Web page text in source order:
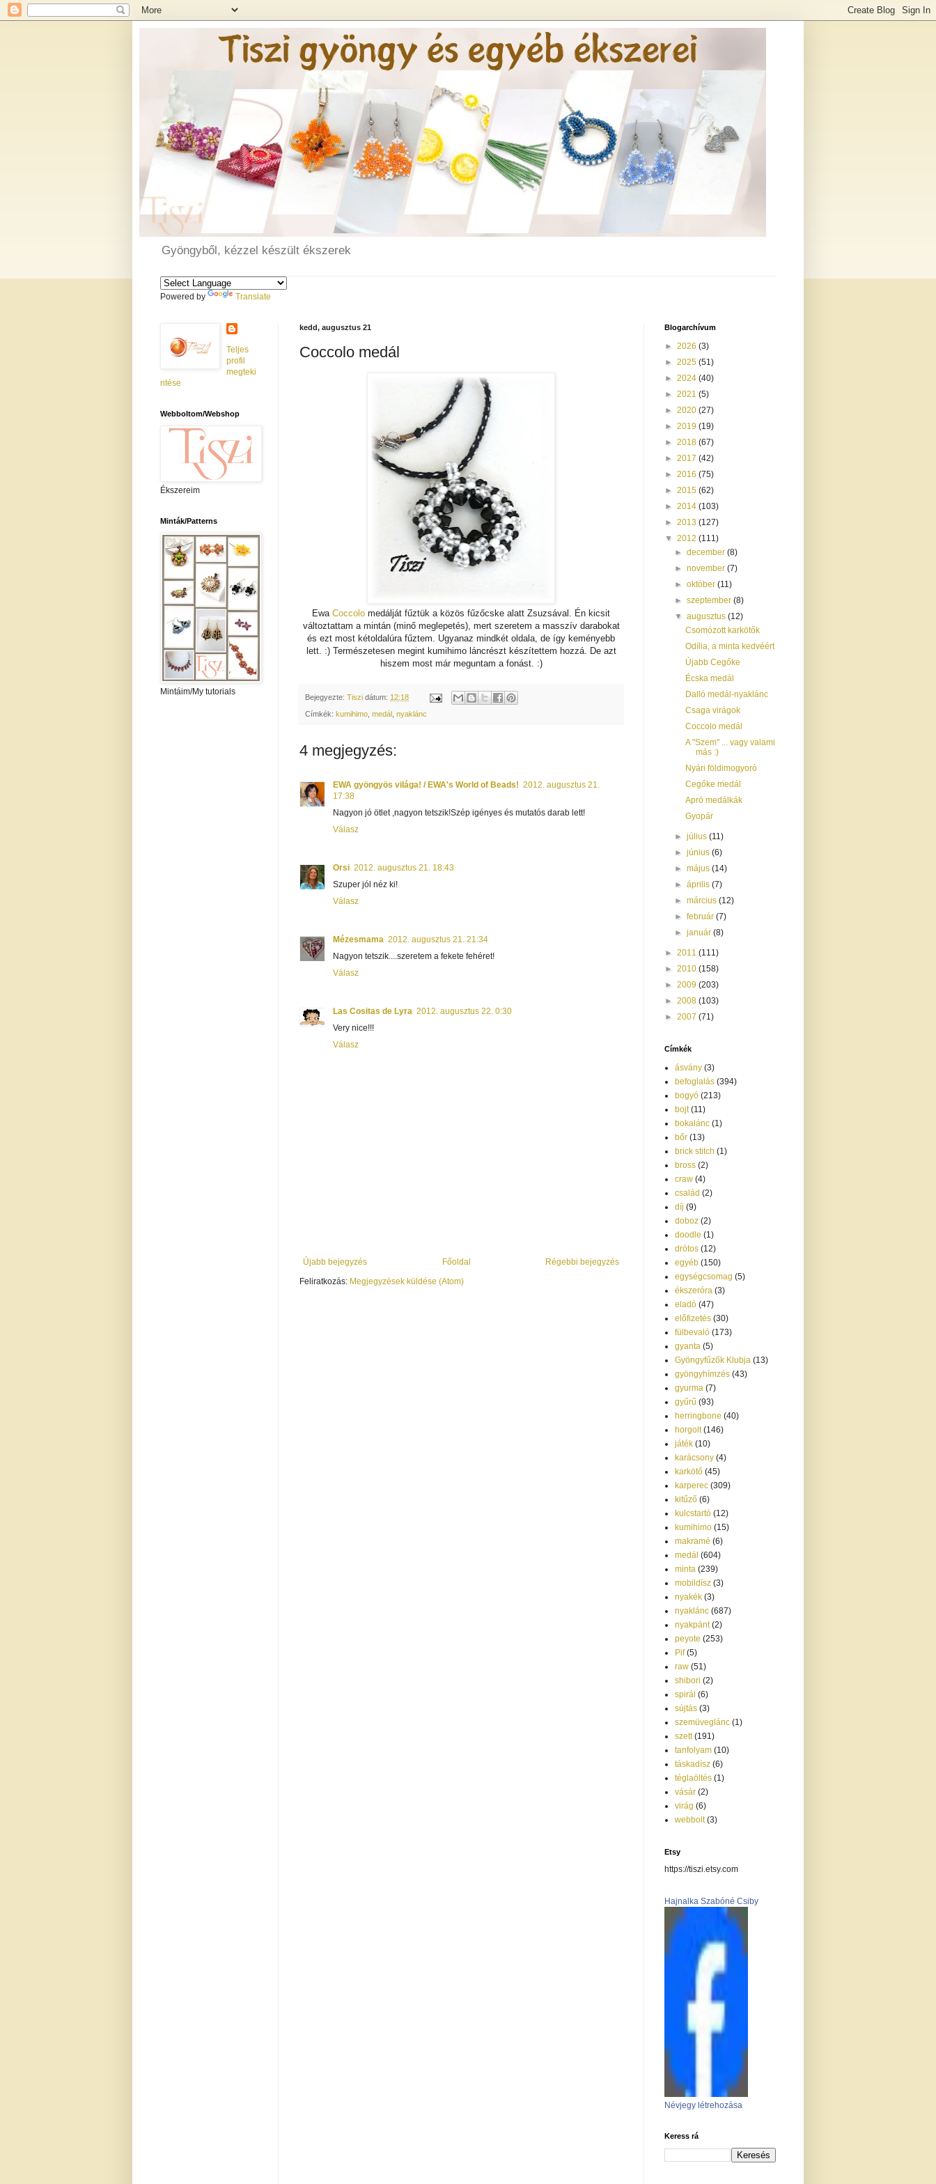
Gyöngyből, kézzel készült ékszerek
Powered by Translate
kedd, augusztus 21
Coccolo medál
Ewa Coccolo medálját fűztük a közös fűzőcske alatt Zsuzsával. Én kicsit
változtattam a mintán (minő meglepetés), mert szeretem a masszív darabokat
és ezt most kétoldalúra fűztem. Ugyanaz mindkét oldala, de így keményebb
lett. :) Természetesen megint kumihimo láncrészt készítettem hozzá. De azt
hiszem most már meguntam a fonást. :)
Bejegyezte: Tiszi dátum: 12:18
Címkék: kumihimo, medál , nyaklánc
4 megjegyzés:
EWA gyöngyös világa! / EWA's World of Beads! 2012. augusztus 21.
17:38
Nagyon jó ötlet ,nagyon tetszik!Szép igényes és mutatós darab lett!
Válasz
Orsi 2012. augusztus 21. 18:43
Szuper jól néz ki!
Válasz
Mézesmama 2012. augusztus 21. 21:34
Nagyon tetszik....szeretem a fekete fehéret!
Válasz
Las Cositas de Lyra 2012. augusztus 22. 0:30
Very nice!!!
Válasz
Újabb bejegyzés Régebbi bejegyzés
Főoldal
Feliratkozás: Megjegyzések küldése (Atom)
Teljes
profil
megteki
ntése
Webboltom/Webshop
Ékszereim
Minták/Patterns
Mintáim/My tutorials
Blogarchívum
► 2026 (3)
► 2025 (51)
► 2024 (40)
► 2021 (5)
► 2020 (27)
► 2019 (19)
► 2018 (67)
► 2017 (42)
► 2016 (75)
► 2015 (62)
► 2014 (103)
► 2013 (127)
▼ 2012 (111)
►december(8)
►november(7)
►október(11)
►szeptember(8)
▼augusztus(12)
Csomózott karkötők
Odília, a minta kedvéért
Újabb Cegőke
Écska medál
Dalló medál-nyaklánc
Csaga virágok
Coccolo medál
A "Szem" ... vagy valami
más :)
Nyári földimogyoró
Cegőke medál
Apró medálkák
Gyopár
►július(11)
►június(6)
►május(14)
►április(7)
►március(12)
►február(7)
►január(8)
► 2011 (111)
► 2010 (158)
► 2009 (203)
► 2008 (103)
► 2007 (71)
Címkék
ásvány (3)
befoglalás (394)
bogyó (213)
bojt (11)
bokalánc (1)
bőr (13)
brick stitch (1)
bross (2)
craw (4)
család (2)
díj (9)
doboz (2)
doodle (1)
drótos (12)
egyéb (150)
egységcsomag (5)
ékszeróra (3)
eladó (47)
előfizetés (30)
fülbevaló (173)
gyanta (5)
Gyöngyfűzők Klubja (13)
gyöngyhímzés (43)
gyurma (7)
gyűrű (93)
herringbone (40)
horgolt (146)
játék (10)
karácsony (4)
karkötő (45)
karperec (309)
kitűző (6)
kulcstartó (12)
kumihimo (15)
makramé (6)
medál (604)
minta (239)
mobildísz (3)
nyakék (3)
nyaklánc (687)
nyakpánt (2)
peyote (253)
Pif (5)
raw (51)
shibori (2)
spirál (6)
sújtás (3)
szemüveglánc (1)
szett (191)
tanfolyam (10)
táskadísz (6)
téglaöltés (1)
vásár (2)
virág (6)
webbolt (3)
Etsy
https://tiszi.etsy.com
Hajnalka Szabóné Csiby
Névjegy létrehozása
Keress rá